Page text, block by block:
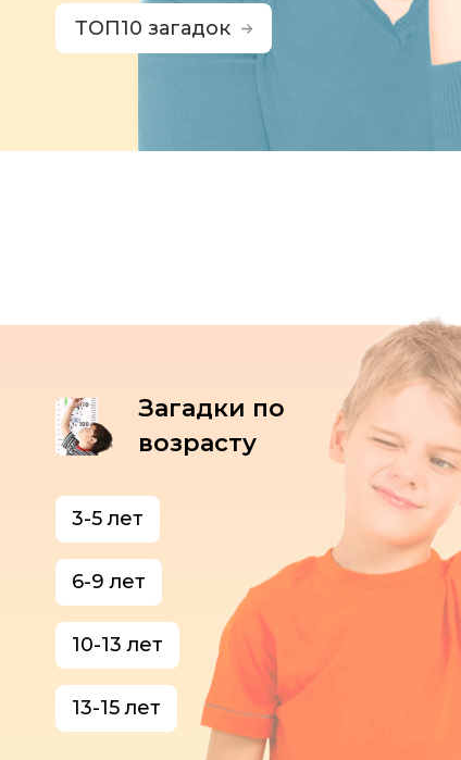
ТОП10 загадок
Загадки по
возрасту
3-5 лет
6-9 лет
10-13 лет
13-15 лет